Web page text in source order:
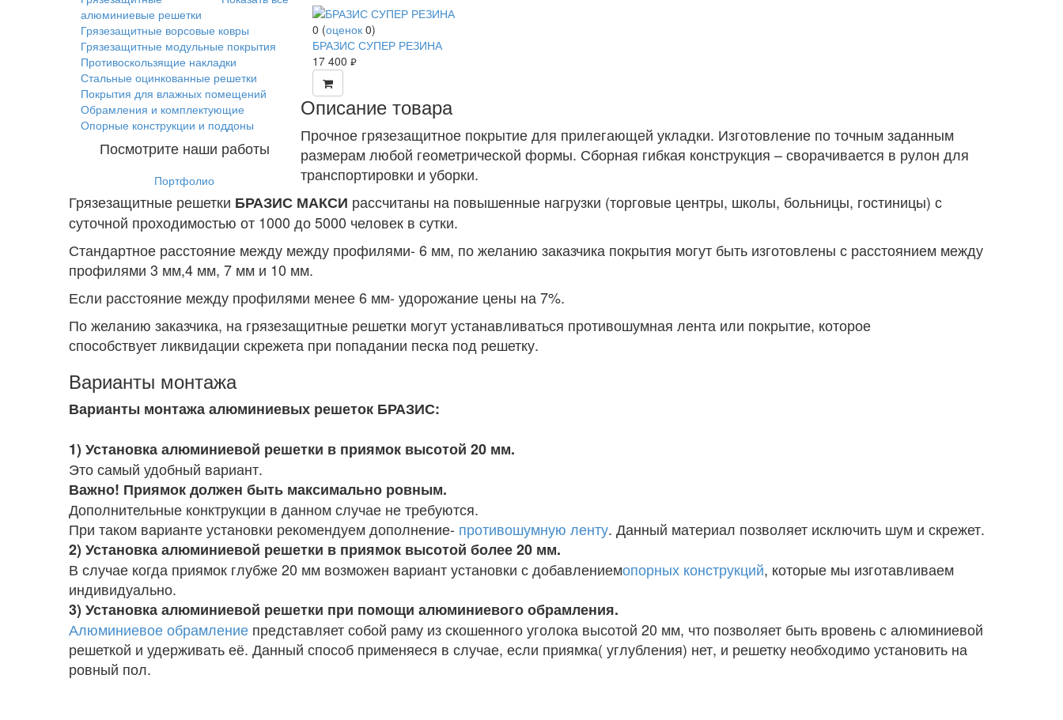
алюминиевые решетки
Грязезащитные ворсовые ковры
Грязезащитные модульные покрытия
Противоскользящие накладки
Стальные оцинкованные решетки
Покрытия для влажных помещений
Обрамления и комплектующие
Опорные конструкции и поддоны
Посмотрите наши работы
Портфолио
0 (оценок 0)
БРАЗИС СУПЕР РЕЗИНА
17 400 руб.
Описание товара
Прочное грязезащитное покрытие для прилегающей укладки. Изготовление по точным заданным
размерам любой геометрической формы. Сборная гибкая конструкция – сворачивается в рулон для
транспортировки и уборки.
Грязезащитные решетки БРАЗИС МАКСИ рассчитаны на повышенные нагрузки (торговые центры, школы, больницы, гостиницы) с
суточной проходимостью от 1000 до 5000 человек в сутки.
Стандартное расстояние между между профилями- 6 мм, по желанию заказчика покрытия могут быть изготовлены с расстоянием между
профилями 3 мм,4 мм, 7 мм и 10 мм.
Если расстояние между профилями менее 6 мм- удорожание цены на 7%.
По желанию заказчика, на грязезащитные решетки могут устанавливаться противошумная лента или покрытие, которое
способствует ликвидации скрежета при попадании песка под решетку.
Варианты монтажа
Варианты монтажа алюминиевых решеток БРАЗИС:
1) Установка алюминиевой решетки в приямок высотой 20 мм.
Это самый удобный вариант.
Важно! Приямок должен быть максимально ровным.
Дополнительные конктрукции в данном случае не требуются.
При таком варианте установки рекомендуем дополнение- противошумную ленту. Данный материал позволяет исключить шум и скрежет.
2) Установка алюминиевой решетки в приямок высотой более 20 мм.
В случае когда приямок глубже 20 мм возможен вариант установки с добавлениемопорных конструкций, которые мы изготавливаем
индивидуально.
3) Установка алюминиевой решетки при помощи алюминиевого обрамления.
Алюминиевое обрамление представляет собой раму из скошенного уголока высотой 20 мм, что позволяет быть вровень с алюминиевой
решеткой и удерживать её. Данный способ применяеся в случае, если приямка( углубления) нет, и решетку необходимо установить на
ровный пол.